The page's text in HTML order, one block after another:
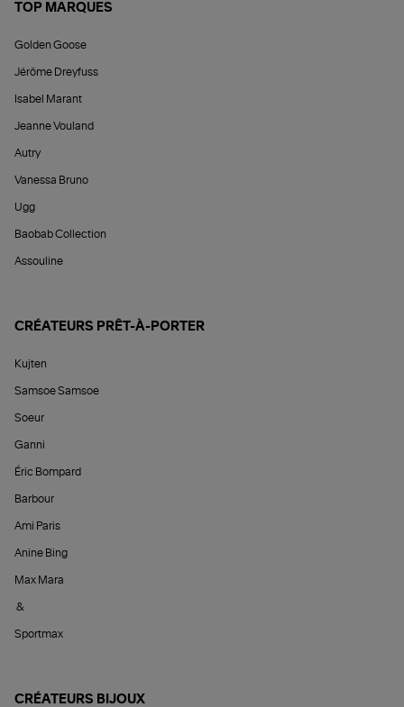
TOP MARQUES
Golden Goose
Jérôme Dreyfuss
Isabel Marant
Jeanne Vouland
Autry
Vanessa Bruno
Ugg
Baobab Collection
Assouline
CRÉATEURS PRÊT-À-PORTER
Kujten
Samsoe Samsoe
Soeur
Ganni
Éric Bompard
Barbour
Ami Paris
Anine Bing
Max Mara
&
Sportmax
CRÉATEURS BIJOUX